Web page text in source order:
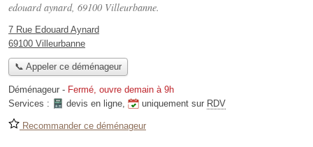
edouard aynard, 69100 Villeurbanne.
7 Rue Edouard Aynard
69100 Villeurbanne
📞 Appeler ce déménageur
Déménageur - Fermé, ouvre demain à 9h
Services :
devis en ligne, uniquement sur RDV
Recommander ce déménageur